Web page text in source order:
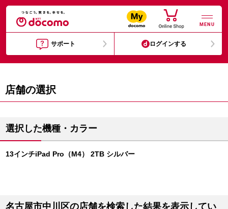
MENU
サポート ログインする
店舗の選択
選択した機種・カラー
13インチiPad Pro（M4） 2TB シルバー
名古屋市中川区の店舗を検索した結果を表示してい